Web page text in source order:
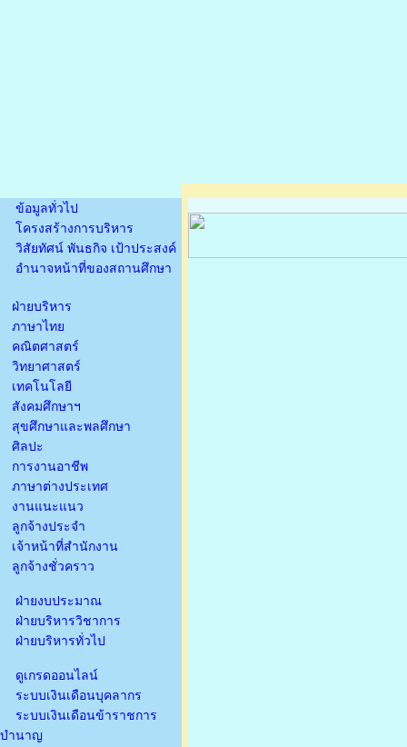
ข้อมูลทั่วไป
โครงสร้างการบริหาร
วิสัยทัศน์ พันธกิจ เป้าประสงค์
อำนาจหน้าที่ของสถานศึกษา
ฝ่ายบริหาร
ภาษาไทย
คณิตศาสตร์
วิทยาศาสตร์
เทคโนโลยี
สังคมศึกษาฯ
สุขศึกษาและพลศึกษา
ศิลปะ
การงานอาชีพ
ภาษาต่างประเทศ
งานแนะแนว
ลูกจ้างประจำ
เจ้าหน้าที่สำนักงาน
ลูกจ้างชั่วคราว
ฝ่ายงบประมาณ
ฝ่ายบริหารวิชาการ
ฝ่ายบริหารทั่วไป
ดูเกรดออนไลน์
ระบบเงินเดือนบุคลากร
ระบบเงินเดือนข้าราชการ
บำนาญ